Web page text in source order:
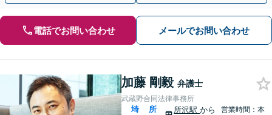
電話でお問い合わせ メールでお問い合わせ
加藤 剛毅 弁護士
武蔵野合同法律事務所
埼
所
所沢駅から
営業時間：本